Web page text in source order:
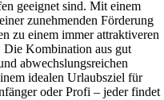
geeignet sind. Mit einem
zunehmenden Förderung
zu einem immer attraktiveren
Die Kombination aus gut
abwechslungsreichen
idealen Urlaubsziel für
oder Profi – jeder findet